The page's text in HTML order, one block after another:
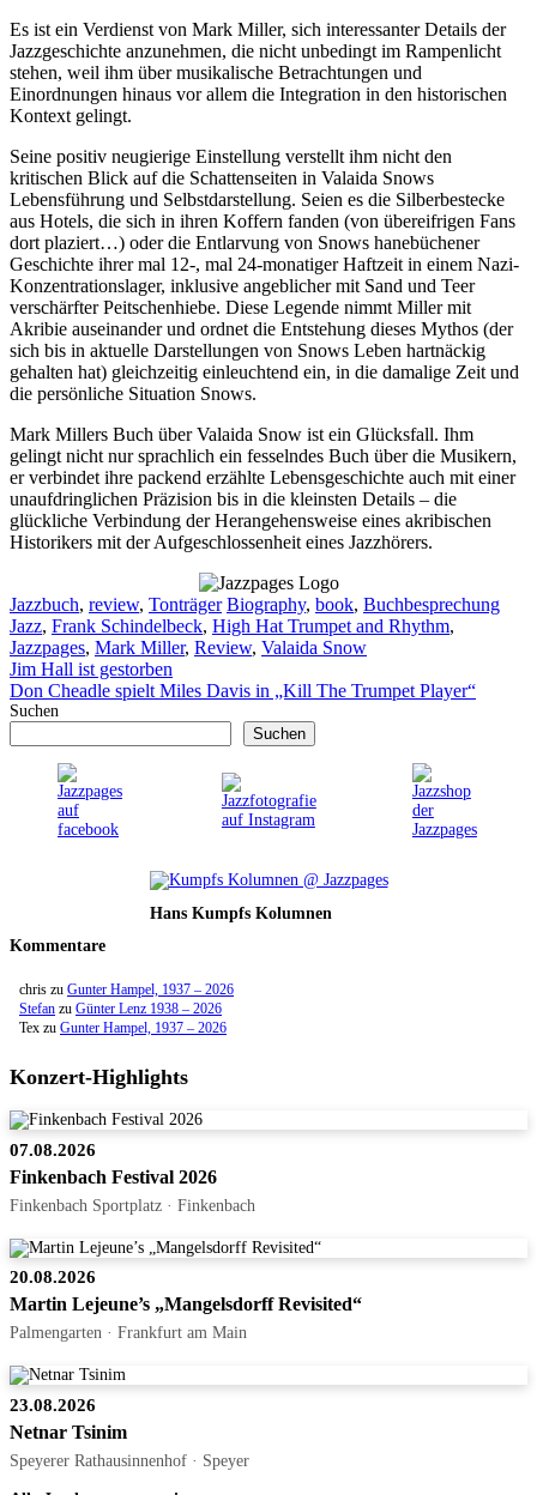
Es ist ein Verdienst von Mark Miller, sich interessanter Details der
Jazzgeschichte anzunehmen, die nicht unbedingt im Rampenlicht
stehen, weil ihm über musikalische Betrachtungen und
Einordnungen hinaus vor allem die Integration in den historischen
Kontext gelingt.
Seine positiv neugierige Einstellung verstellt ihm nicht den
kritischen Blick auf die Schattenseiten in Valaida Snows
Lebensführung und Selbstdarstellung. Seien es die Silberbestecke
aus Hotels, die sich in ihren Koffern fanden (von übereifrigen Fans
dort plaziert…) oder die Entlarvung von Snows hanebüchener
Geschichte ihrer mal 12-, mal 24-monatiger Haftzeit in einem Nazi-
Konzentrationslager, inklusive angeblicher mit Sand und Teer
verschärfter Peitschenhiebe. Diese Legende nimmt Miller mit
Akribie auseinander und ordnet die Entstehung dieses Mythos (der
sich bis in aktuelle Darstellungen von Snows Leben hartnäckig
gehalten hat) gleichzeitig einleuchtend ein, in die damalige Zeit und
die persönliche Situation Snows.
Mark Millers Buch über Valaida Snow ist ein Glücksfall. Ihm
gelingt nicht nur sprachlich ein fesselndes Buch über die Musikern,
er verbindet ihre packend erzählte Lebensgeschichte auch mit einer
unaufdringlichen Präzision bis in die kleinsten Details – die
glückliche Verbindung der Herangehensweise eines akribischen
Historikers mit der Aufgeschlossenheit eines Jazzhörers.
Kategorien
Jazzbuch, review, Tonträger Schlagwörter
Biography, book, Buchbesprechung
Jazz, Frank Schindelbeck, High Hat Trumpet and Rhythm,
Jazzpages, Mark Miller, Review, Valaida Snow
Jim Hall ist gestorben
Don Cheadle spielt Miles Davis in „Kill The Trumpet Player“
Suchen
Suchen
Hans Kumpfs Kolumnen
Kommentare
chris zu Gunter Hampel, 1937 – 2026
Stefan zu Günter Lenz 1938 – 2026
Tex zu Gunter Hampel, 1937 – 2026
Konzert-Highlights
07.08.2026
Finkenbach Festival 2026
Finkenbach Sportplatz · Finkenbach
20.08.2026
Martin Lejeune’s „Mangelsdorff Revisited“
Palmengarten · Frankfurt am Main
23.08.2026
Netnar Tsinim
Speyerer Rathausinnenhof · Speyer